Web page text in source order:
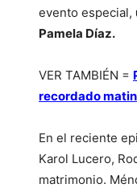
evento especial,
Pamela Díaz.
VER TAMBIÉN =
recordado
En el reciente
Karol Lucero,
matrimonio.